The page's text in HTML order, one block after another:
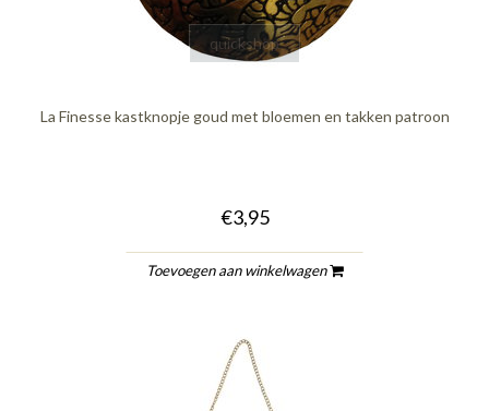
quickshop
La Finesse kastknopje goud met bloemen en takken patroon
€3,95
Toevoegen aan winkelwagen